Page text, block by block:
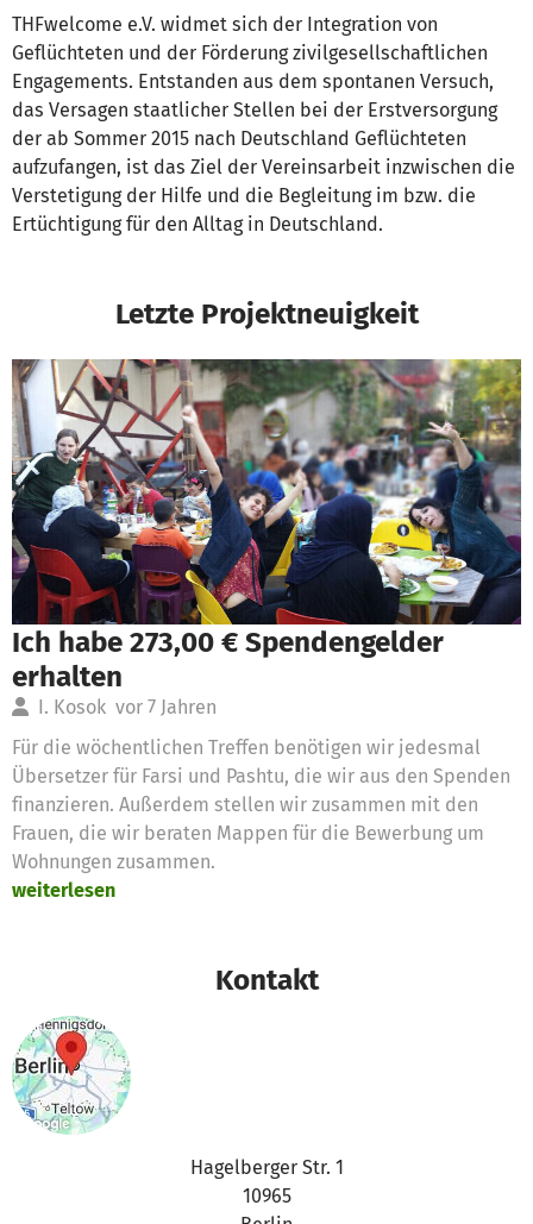
THFwelcome e.V. widmet sich der Integration von
Geflüchteten und der Förderung zivilgesellschaftlichen
Engagements. Entstanden aus dem spontanen Versuch,
das Versagen staatlicher Stellen bei der Erstversorgung
der ab Sommer 2015 nach Deutschland Geflüchteten
aufzufangen, ist das Ziel der Vereinsarbeit inzwischen die
Verstetigung der Hilfe und die Begleitung im bzw. die
Ertüchtigung für den Alltag in Deutschland.
Letzte Projektneuigkeit
Ich habe 273,00 € Spendengelder
erhalten
I. Kosok vor 7 Jahren
Für die wöchentlichen Treffen benötigen wir jedesmal
Übersetzer für Farsi und Pashtu, die wir aus den Spenden
finanzieren. Außerdem stellen wir zusammen mit den
Frauen, die wir beraten Mappen für die Bewerbung um
Wohnungen zusammen.
weiterlesen
Kontakt
Hagelberger Str. 1
10965